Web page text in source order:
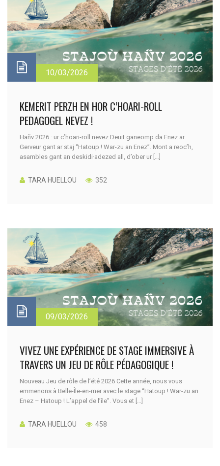
10/03/2026
KEMERIT PERZH EN HOR C’HOARI-ROLL
PEDAGOGEL NEVEZ !
Hañv 2026 : ur c’hoari-roll nevez Deuit ganeomp da Enez ar
Gerveur gant ar staj “Hatoup ! War-zu an Enez”. Mont a reoc’h,
asambles gant an deskidi·adezed all, d’ober ur […]
TARA HUELLOU 352
09/03/2026
VIVEZ UNE EXPÉRIENCE DE STAGE IMMERSIVE À
TRAVERS UN JEU DE RÔLE PÉDAGOGIQUE !
Nouveau Jeu de rôle de l’été 2026 Cette année, nous vous
emmenons à Belle-Île-en-mer avec le stage “Hatoup ! War-zu an
Enez – Hatoup ! L’appel de l’île”. Vous et […]
TARA HUELLOU 458